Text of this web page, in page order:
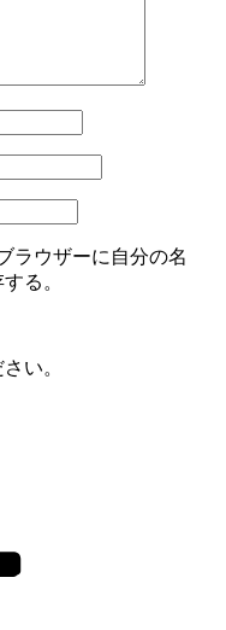
ラウザーに自分の名
る。
い。